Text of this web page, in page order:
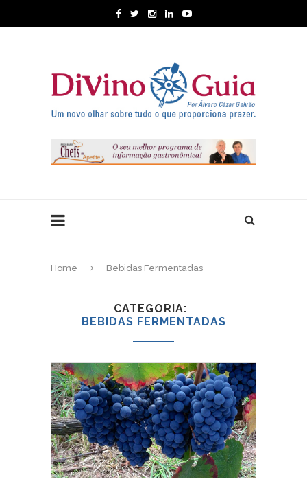
Home Bebidas Fermentadas
CATEGORIA
BEBIDAS FERMENTADAS